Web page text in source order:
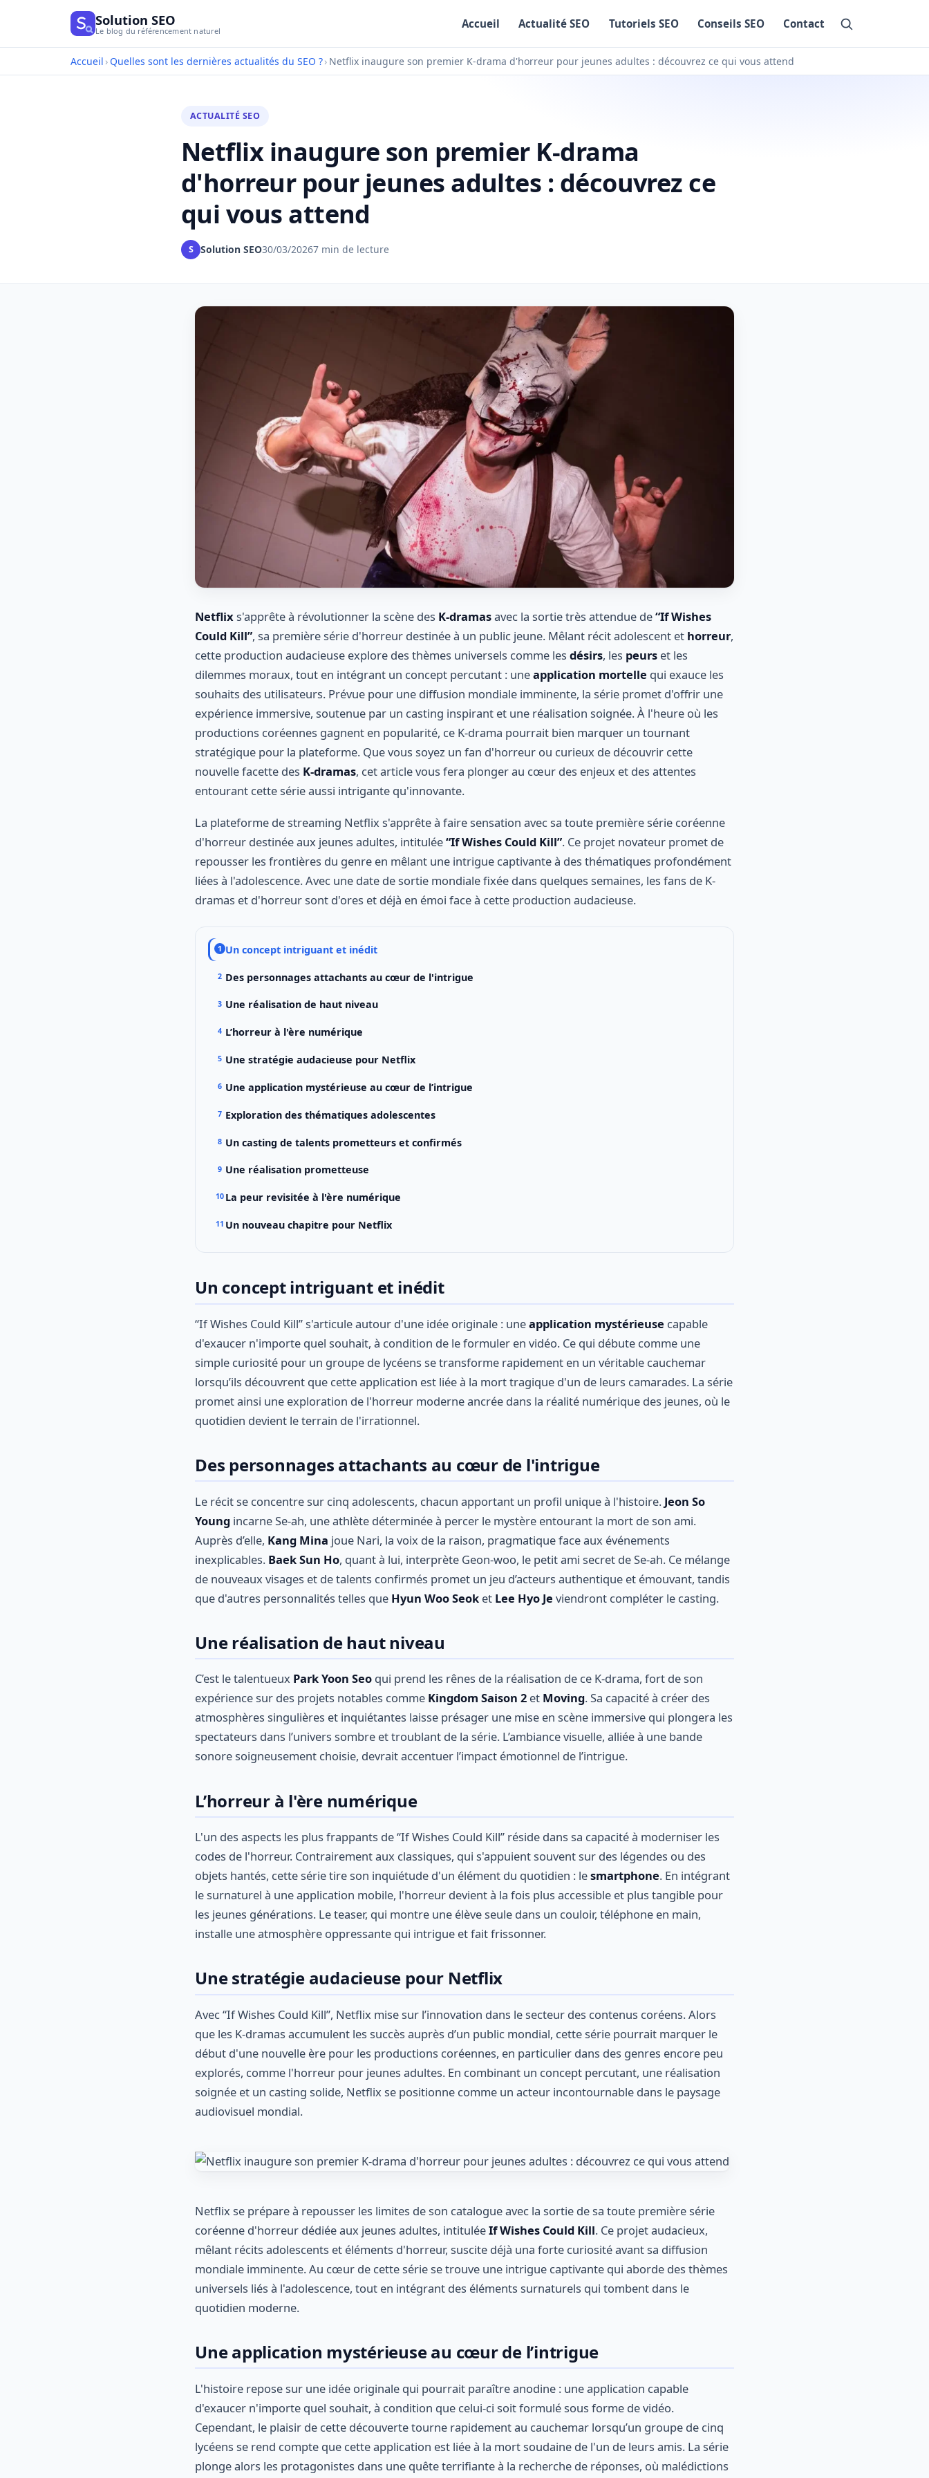
Solution SEO
Le blog du référencement naturel
Accueil Actualité SEO Tutoriels SEO Conseils SEO Contact
Accueil › Quelles sont les dernières actualités du SEO ?› Netflix inaugure son premier K-drama d'horreur pour jeunes adultes : découvrez ce qui vous attend
ACTUALITÉ SEO
Netflix inaugure son premier K-drama
d'horreur pour jeunes adultes : découvrez ce
qui vous attend
S Solution SEO30/03/20267 min de lecture
Netflixs'apprête à révolutionner la scène des K-dramasavec la sortie très attendue de“If Wishes
Could Kill”, sa première série d'horreur destinée à un public jeune. Mêlant récit adolescent et horreur,
cette production audacieuse explore des thèmes universels comme les désirs, les peurs et les
dilemmes moraux, tout en intégrant un concept percutant : uneapplication mortelle qui exauce les
souhaits des utilisateurs. Prévue pour une diffusion mondiale imminente, la série promet d'offrir une
expérience immersive, soutenue par un casting inspirant et une réalisation soignée. À l'heure où les
productions coréennes gagnent en popularité, ce K-drama pourrait bien marquer un tournant
stratégique pour la plateforme. Que vous soyez un fan d'horreur ou curieux de découvrir cette
nouvelle facette des K-dramas, cet article vous fera plonger au cœur des enjeux et des attentes
entourant cette série aussi intrigante qu'innovante.
La plateforme de streaming Netflix s'apprête à faire sensation avec sa toute première série coréenne
d'horreur destinée aux jeunes adultes, intitulée“If Wishes Could Kill”. Ce projet novateur promet de
repousser les frontières du genre en mêlant une intrigue captivante à des thématiques profondément
liées à l'adolescence. Avec une date de sortie mondiale fixée dans quelques semaines, les fans de K-
dramas et d'horreur sont d'ores et déjà en émoi face à cette production audacieuse.
Un concept intriguant et inédit
Des personnages attachants au cœur de l'intrigue
Une réalisation de haut niveau
L’horreur à l'ère numérique
Une stratégie audacieuse pour Netflix
Une application mystérieuse au cœur de l’intrigue
Exploration des thématiques adolescentes
Un casting de talents prometteurs et confirmés
Une réalisation prometteuse
La peur revisitée à l'ère numérique
Un nouveau chapitre pour Netflix
Un concept intriguant et inédit
“If Wishes Could Kill” s'articule autour d'une idée originale : uneapplication mystérieuse capable
d'exaucer n'importe quel souhait, à condition de le formuler en vidéo. Ce qui débute comme une
simple curiosité pour un groupe de lycéens se transforme rapidement en un véritable cauchemar
lorsqu’ils découvrent que cette application est liée à la mort tragique d'un de leurs camarades. La série
promet ainsi une exploration de l'horreur moderne ancrée dans la réalité numérique des jeunes, où le
quotidien devient le terrain de l'irrationnel.
Des personnages attachants au cœur de l'intrigue
Le récit se concentre sur cinq adolescents, chacun apportant un profil unique à l'histoire. Jeon So
Young incarne Se-ah, une athlète déterminée à percer le mystère entourant la mort de son ami.
Auprès d’elle, Kang Mina joue Nari, la voix de la raison, pragmatique face aux événements
inexplicables. Baek Sun Ho, quant à lui, interprète Geon-woo, le petit ami secret de Se-ah. Ce mélange
de nouveaux visages et de talents confirmés promet un jeu d’acteurs authentique et émouvant, tandis
que d'autres personnalités telles que Hyun Woo Seok et Lee Hyo Je viendront compléter le casting.
Une réalisation de haut niveau
C’est le talentueux Park Yoon Seo qui prend les rênes de la réalisation de ce K-drama, fort de son
expérience sur des projets notables comme Kingdom Saison 2 et Moving. Sa capacité à créer des
atmosphères singulières et inquiétantes laisse présager une mise en scène immersive qui plongera les
spectateurs dans l’univers sombre et troublant de la série. L’ambiance visuelle, alliée à une bande
sonore soigneusement choisie, devrait accentuer l’impact émotionnel de l’intrigue.
L’horreur à l'ère numérique
L'un des aspects les plus frappants de “If Wishes Could Kill” réside dans sa capacité à moderniser les
codes de l'horreur. Contrairement aux classiques, qui s'appuient souvent sur des légendes ou des
objets hantés, cette série tire son inquiétude d'un élément du quotidien : lesmartphone. En intégrant
le surnaturel à une application mobile, l'horreur devient à la fois plus accessible et plus tangible pour
les jeunes générations. Le teaser, qui montre une élève seule dans un couloir, téléphone en main,
installe une atmosphère oppressante qui intrigue et fait frissonner.
Une stratégie audacieuse pour Netflix
Avec “If Wishes Could Kill”, Netflix mise sur l’innovation dans le secteur des contenus coréens. Alors
que les K-dramas accumulent les succès auprès d’un public mondial, cette série pourrait marquer le
début d'une nouvelle ère pour les productions coréennes, en particulier dans des genres encore peu
explorés, comme l'horreur pour jeunes adultes. En combinant un concept percutant, une réalisation
soignée et un casting solide, Netflix se positionne comme un acteur incontournable dans le paysage
audiovisuel mondial.
Netflix se prépare à repousser les limites de son catalogue avec la sortie de sa toute première série
coréenne d'horreur dédiée aux jeunes adultes, intituléeIf Wishes Could Kill. Ce projet audacieux,
mêlant récits adolescents et éléments d'horreur, suscite déjà una forte curiosité avant sa diffusion
mondiale imminente. Au cœur de cette série se trouve une intrigue captivante qui aborde des thèmes
universels liés à l'adolescence, tout en intégrant des éléments surnaturels qui tombent dans le
quotidien moderne.
Une application mystérieuse au cœur de l’intrigue
L'histoire repose sur une idée originale qui pourrait paraître anodine : une application capable
d'exaucer n'importe quel souhait, à condition que celui-ci soit formulé sous forme de vidéo.
Cependant, le plaisir de cette découverte tourne rapidement au cauchemar lorsqu’un groupe de cinq
lycéens se rend compte que cette application est liée à la mort soudaine de l'un de leurs amis. La série
plonge alors les protagonistes dans une quête terrifiante à la recherche de réponses, où malédictions